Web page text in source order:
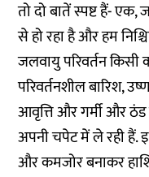
तो दो बातें स्पष्ट हैं-
से हो रहा है और हम
जलवायु परिवर्तन
परिवर्तनशील बारिश,
आवृत्ति और गर्मी और
अपनी चपेट में ले रही हैं.
और कमजोर बनाकर